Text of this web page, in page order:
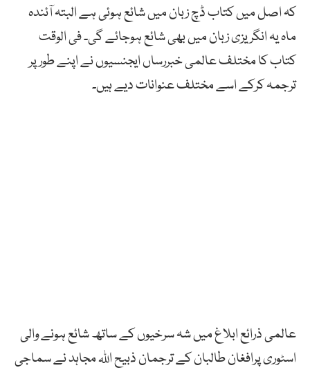
کہ اصل میں کتاب ڈچ زبان میں شائع ہوئی ہے البتہ آئندہ
ماہ یہ انگریزی زبان میں بھی شائع ہوجائے گی۔ فی الوقت
کتاب کا مختلف عالمی خبررساں ایجنسیوں نے اپنے طورپر
ترجمہ کرکے اسے مختلف عنوانات دیے ہیں۔
عالمی ذرائع ابلاغ میں شہ سرخیوں کے ساتھ شائع ہونے والی
اسٹوری پرافغان طالبان کے ترجمان ذبیح اللہ مجاہد نے سماجی